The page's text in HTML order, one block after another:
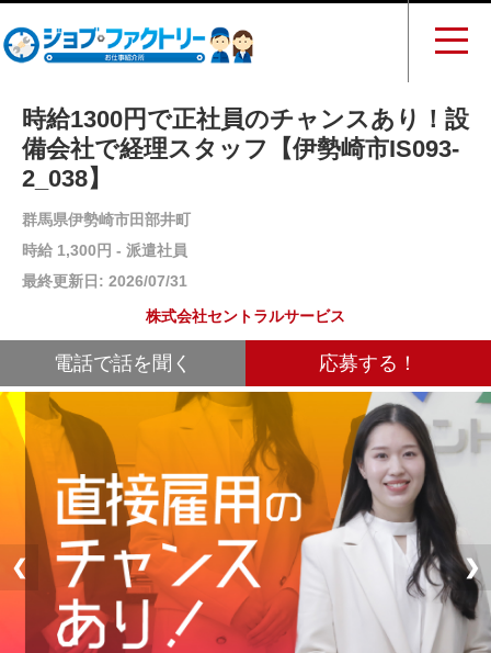
時給1300円で正社員のチャンスあり！設
備会社で経理スタッフ【伊勢崎市IS093-
2_038】
群馬県伊勢崎市田部井町
時給 1,300円 - 派遣社員
最終更新日: 2026/07/31
株式会社セントラルサービス
電話で話を聞く 応募する！
❮ ❯